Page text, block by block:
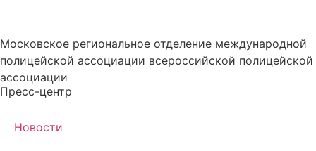
Московское региональное отделение международной
полицейской ассоциации всероссийской полицейской
ассоциации
Пресс-центр
Новости